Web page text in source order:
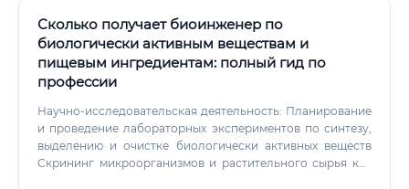
Сколько получает биоинженер по
биологически активным веществам и
пищевым ингредиентам: полный гид по
профессии
Научно-исследовательская деятельность: Планирование
и проведение лабораторных экспериментов по синтезу,
выделению и очистке биологически активных веществ
Скрининг микроорганизмов и растительного сырья как